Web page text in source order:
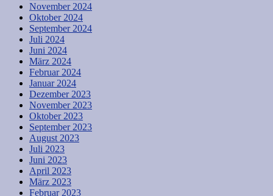
November 2024
Oktober 2024
September 2024
Juli 2024
Juni 2024
März 2024
Februar 2024
Januar 2024
Dezember 2023
November 2023
Oktober 2023
September 2023
August 2023
Juli 2023
Juni 2023
April 2023
März 2023
Februar 2023